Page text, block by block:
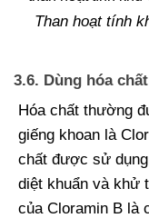
Than hoạt tính
3.6. Dùng hóa chất
Hóa chất thường
giếng khoan là
chất được sử
diệt khuẩn và khử
của Cloramin B là